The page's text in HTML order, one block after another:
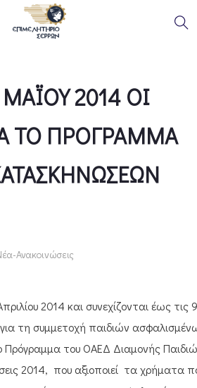
2014 ΟΙ
ΤΟ ΠΡΟΓΡΑΜΜΑ
Ανακοινώσεις
2014 και συνεχίζονται έως τις 9
τη συμμετοχή παιδιών
Πρόγραμμα του ΟΑΕΔ Διαμονής
2014, που αξιοποιεί τα χρήματα